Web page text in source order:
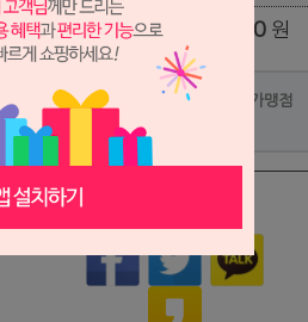
총 상품 금액 0 원
포인트사용 가맹점